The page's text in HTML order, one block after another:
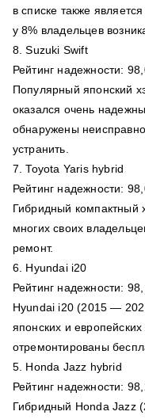
в списке также
у 8% владельцев
8. Suzuki Swift
Рейтинг надежности:
Популярный японский
оказался очень
обнаружены
устранить.
7. Toyota Yaris hybrid
Рейтинг надежности:
Гибридный компактный
многих своих
ремонт.
6. Hyundai i20
Рейтинг надежности:
Hyundai i20 (2015 —
японских и
отремонтированы
5. Honda Jazz hybrid
Рейтинг надежности:
Гибридный Honda Jazz